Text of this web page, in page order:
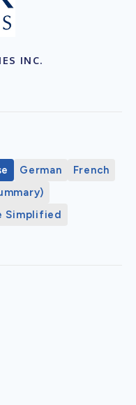
INC.
German
French
Simplified